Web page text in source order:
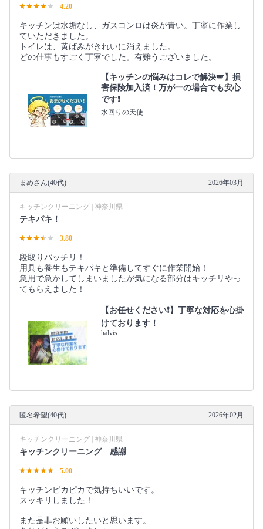
4.20
キッチンは水垢なし、ガスコンロは炎が青い。丁寧に作業し
ていただきました。
トイレは、黄ばみがきれいに消えました。
どの仕事もすごく丁寧でした。有難うございました。
【キッチンの悩みはコレで解決🪽】損
害保険加入済！万が一の場合でも安心
です❗️
水回りの天使
まめさん(40代) 2026年03月
キッチンクリーニング | 神奈川県
テキパキ！
3.80
段取りバッチリ！
用具も養生もテキパキと準備してすぐに作業開始！
急用で急かしてしまいましたが気になる部分はキッチリやっ
てもらえました！
【お任せください❗️】丁寧な対応を心掛
けております！
halvis
匿名希望(40代) 2026年02月
キッチンクリーニング | 神奈川県
キッチンクリーニング 感謝
5.00
キッチンピカピカで気持ちいいです。
スッキリしました！
また是非お願いしたいと思います。